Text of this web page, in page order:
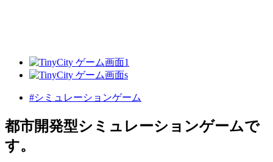
#シミュレーションゲーム
都市開発型シミュレーションゲームで
す。